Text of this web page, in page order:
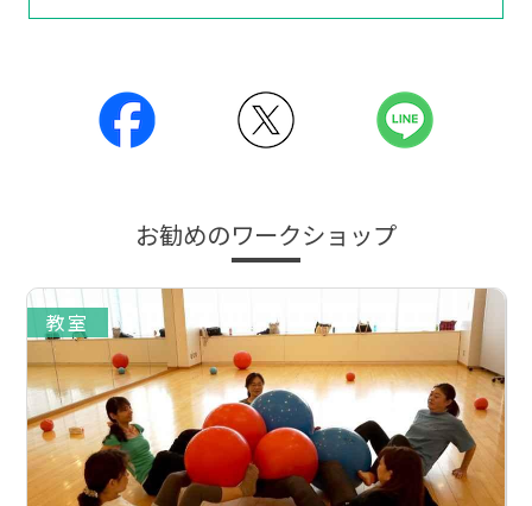
お勧めのワークショップ
教室